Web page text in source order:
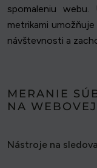
spomaleniu
metrikami
návštevnosti a
MERANIE
NA
Nástroje na